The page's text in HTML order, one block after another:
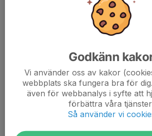
Godkänn
Vi använder oss av kakor
webbplats ska fungera bra för
även för webbanalys i syfte att
förbättra våra
Så använder vi